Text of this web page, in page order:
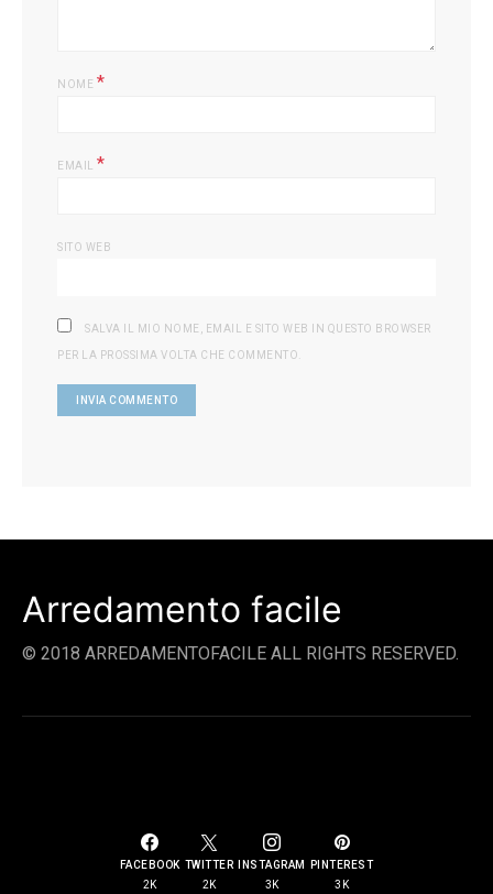
NOME *
EMAIL *
SITO WEB
SALVA IL MIO NOME, EMAIL E SITO WEB IN QUESTO BROWSER
PER LA PROSSIMA VOLTA CHE COMMENTO.
Arredamento facile
© 2018 ARREDAMENTOFACILE ALL RIGHTS RESERVED.
FACEBOOK
2K
TWITTER
2K
INSTAGRAM
3K
PINTEREST
3K